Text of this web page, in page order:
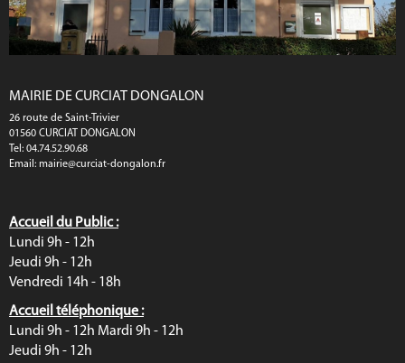
MAIRIE DE CURCIAT DONGALON
26 route de Saint-Trivier
01560 CURCIAT DONGALON
Tel: 04.74.52.90.68
Email: mairie@curciat-dongalon.fr
Accueil du Public :
Lundi 9h - 12h
Jeudi 9h - 12h
Vendredi 14h - 18h
Accueil téléphonique :
Lundi 9h - 12h Mardi 9h - 12h
Jeudi 9h - 12h